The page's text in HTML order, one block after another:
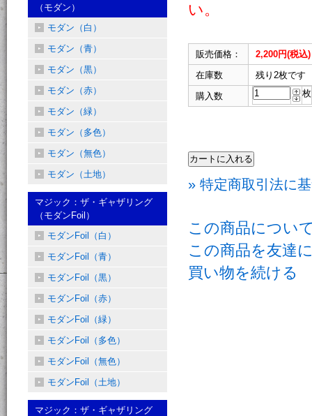
い。
販売価格：
2,200円(税込)
在庫数
残り2枚です
購入数
枚
» 特定商取引法に
この商品につい
この商品を友達
買い物を続ける
（モダン）
モダン（白）
モダン（青）
モダン（黒）
モダン（赤）
モダン（緑）
モダン（多色）
モダン（無色）
モダン（土地）
マジック：ザ・ギャザリング
（モダンFoil）
モダンFoil（白）
モダンFoil（青）
モダンFoil（黒）
モダンFoil（赤）
モダンFoil（緑）
モダンFoil（多色）
モダンFoil（無色）
モダンFoil（土地）
マジック：ザ・ギャザリング